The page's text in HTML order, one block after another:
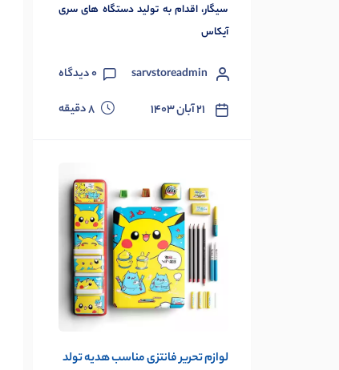
سیگار، اقدام به تولید دستگاه های سری
آیکاس
sarvstoreadmin
0دیدگاه
۲۱ آبان ۱۴۰۳ 8دقیقه
لوازم تحریر فانتزی مناسب هدیه تولد